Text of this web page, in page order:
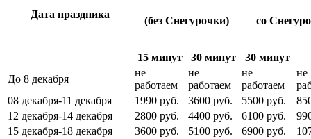
Дата праздника
(без Снегурочки) со
15 минут 30 минут 30 минут
До 8 декабря
не
работаем
не
работаем
не
работаем
не
08 декабря-11 декабря
1990 руб. 3600 руб. 5500 руб.
12 декабря-14 декабря
2800 руб. 4400 руб. 6100 руб.
15 декабря-18 декабря
3600 руб. 5100 руб. 6900 руб.